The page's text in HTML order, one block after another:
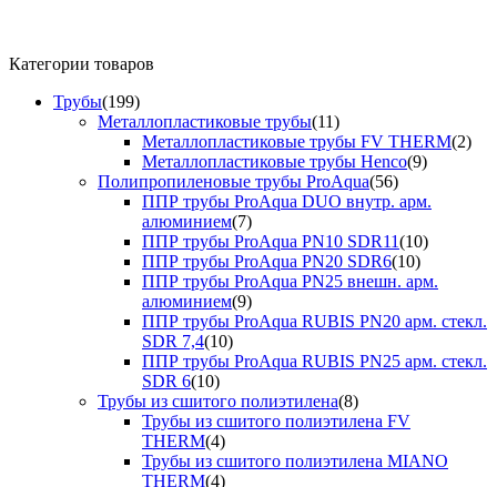
Категории товаров
Трубы(199)
Металлопластиковые трубы(11)
Металлопластиковые трубы FV THERM(2)
Металлопластиковые трубы Henco(9)
Полипропиленовые трубы ProAqua(56)
ППР трубы ProAqua DUO внутр. арм.
алюминием(7)
ППР трубы ProAqua PN10 SDR11(10)
ППР трубы ProAqua PN20 SDR6(10)
ППР трубы ProAqua PN25 внешн. арм.
алюминием(9)
ППР трубы ProAqua RUBIS PN20 арм. стекл.
SDR 7,4(10)
ППР трубы ProAqua RUBIS PN25 арм. стекл.
SDR 6(10)
Трубы из сшитого полиэтилена(8)
Трубы из сшитого полиэтилена FV
THERM(4)
Трубы из сшитого полиэтилена MIANO
THERM(4)